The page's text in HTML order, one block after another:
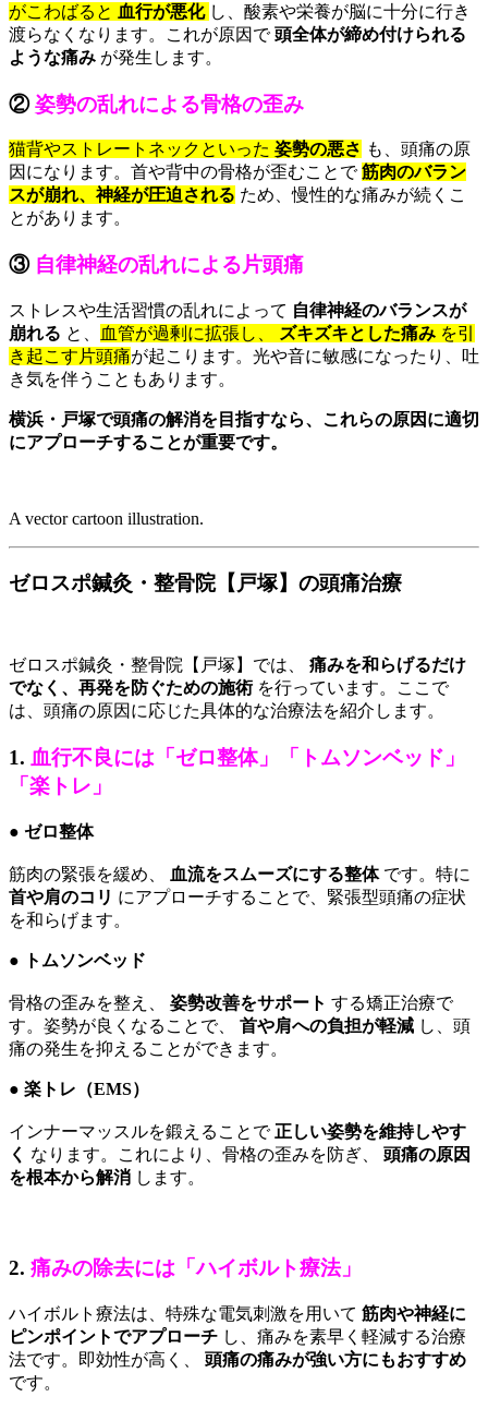
がこわばると 血行が悪化 し、酸素や栄養が脳に十分に行き
渡らなくなります。これが原因で頭全体が締め付けられる
ような痛み が発生します。
②姿勢の乱れによる骨格の歪み
猫背やストレートネックといった 姿勢の悪さ も、頭痛の原
因になります。首や背中の骨格が歪むことで筋肉のバラン
スが崩れ、神経が圧迫される ため、慢性的な痛みが続くこ
とがあります。
③ 自律神経の乱れによる片頭痛
ストレスや生活習慣の乱れによって 自律神経のバランスが
崩れる と、 血管が過剰に拡張し、 ズキズキとした痛み を引
き起こす片頭痛が起こります。光や音に敏感になったり、吐
き気を伴うこともあります。
横浜・戸塚で頭痛の解消を目指すなら、これらの原因に適切
にアプローチすることが重要です。
A vector cartoon illustration.
ゼロスポ鍼灸・整骨院【戸塚】の頭痛治療
ゼロスポ鍼灸・整骨院【戸塚】では、 痛みを和らげるだけ
でなく、再発を防ぐための施術を行っています。ここで
は、頭痛の原因に応じた具体的な治療法を紹介します。
1. 血行不良には「ゼロ整体」「トムソンベッド」
「楽トレ」
● ゼロ整体
筋肉の緊張を緩め、 血流をスムーズにする整体です。特に
首や肩のコリ にアプローチすることで、緊張型頭痛の症状
を和らげます。
● トムソンベッド
骨格の歪みを整え、 姿勢改善をサポート する矯正治療で
す。姿勢が良くなることで、 首や肩への負担が軽減 し、頭
痛の発生を抑えることができます。
● 楽トレ（EMS）
インナーマッスルを鍛えることで 正しい姿勢を維持しやす
く なります。これにより、骨格の歪みを防ぎ、 頭痛の原因
を根本から解消 します。
2. 痛みの除去には「ハイボルト療法」
ハイボルト療法は、特殊な電気刺激を用いて 筋肉や神経に
ピンポイントでアプローチ し、痛みを素早く軽減する治療
法です。即効性が高く、 頭痛の痛みが強い方にもおすすめ
です。